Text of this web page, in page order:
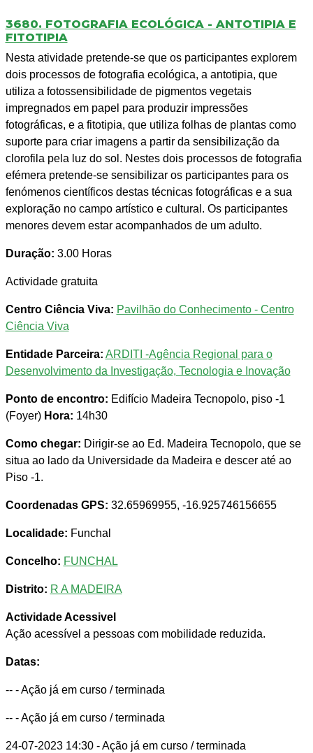
3680. FOTOGRAFIA ECOLÓGICA - ANTOTIPIA E
FITOTIPIA
Nesta atividade pretende-se que os participantes explorem
dois processos de fotografia ecológica, a antotipia, que
utiliza a fotossensibilidade de pigmentos vegetais
impregnados em papel para produzir impressões
fotográficas, e a fitotipia, que utiliza folhas de plantas como
suporte para criar imagens a partir da sensibilização da
clorofila pela luz do sol. Nestes dois processos de fotografia
efémera pretende-se sensibilizar os participantes para os
fenómenos científicos destas técnicas fotográficas e a sua
exploração no campo artístico e cultural. Os participantes
menores devem estar acompanhados de um adulto.
Duração: 3.00 Horas
Actividade gratuita
Centro Ciência Viva: Pavilhão do Conhecimento - Centro
Ciência Viva
Entidade Parceira: ARDITI -Agência Regional para o
Desenvolvimento da Investigação, Tecnologia e Inovação
Ponto de encontro: Edifício Madeira Tecnopolo, piso -1
(Foyer) Hora: 14h30
Como chegar: Dirigir-se ao Ed. Madeira Tecnopolo, que se
situa ao lado da Universidade da Madeira e descer até ao
Piso -1.
Coordenadas GPS: 32.65969955, -16.925746156655
Localidade: Funchal
Concelho: FUNCHAL
Distrito: R A MADEIRA
Actividade Acessivel
Ação acessível a pessoas com mobilidade reduzida.
Datas:
-- - Ação já em curso / terminada
-- - Ação já em curso / terminada
24-07-2023 14:30 - Ação já em curso / terminada